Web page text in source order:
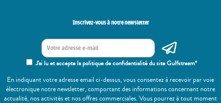
Inscrivez-vous à notre newsletter
J'ai lu et accepte la politique de confidentialité du site Gulfstream*
En indiquant votre adresse email ci-dessus, vous consentez à recevoir par voie
électronique notre newsletter, comportant des informations concernant notre
actualité, nos activités et nos offres commerciales. Vous pourrez à tout moment